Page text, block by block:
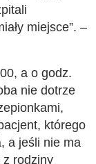
miejsce”. –
a o godz.
nie dotrze
którego
a jeśli nie ma
z rodziny